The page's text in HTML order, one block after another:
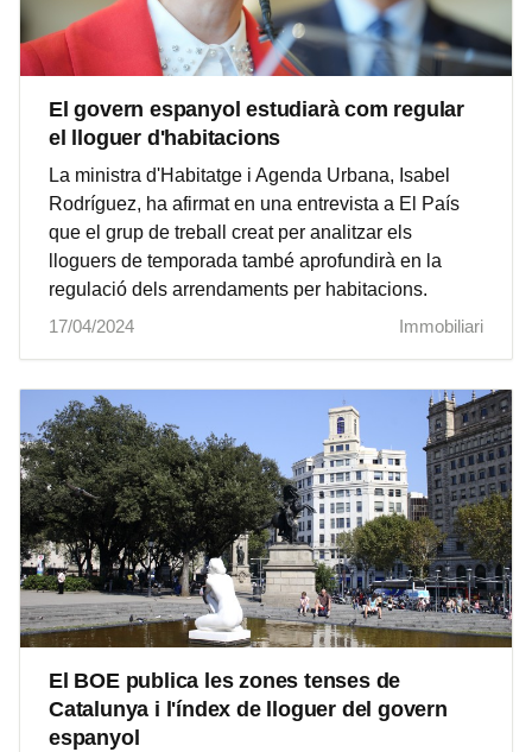
El govern espanyol estudiarà com regular
el lloguer d'habitacions
La ministra d'Habitatge i Agenda Urbana, Isabel
Rodríguez, ha afirmat en una entrevista a El País
que el grup de treball creat per analitzar els
lloguers de temporada també aprofundirà en la
regulació dels arrendaments per habitacions.
17/04/2024
Immobiliari
El BOE publica les zones tenses de
Catalunya i l'índex de lloguer del govern
espanyol